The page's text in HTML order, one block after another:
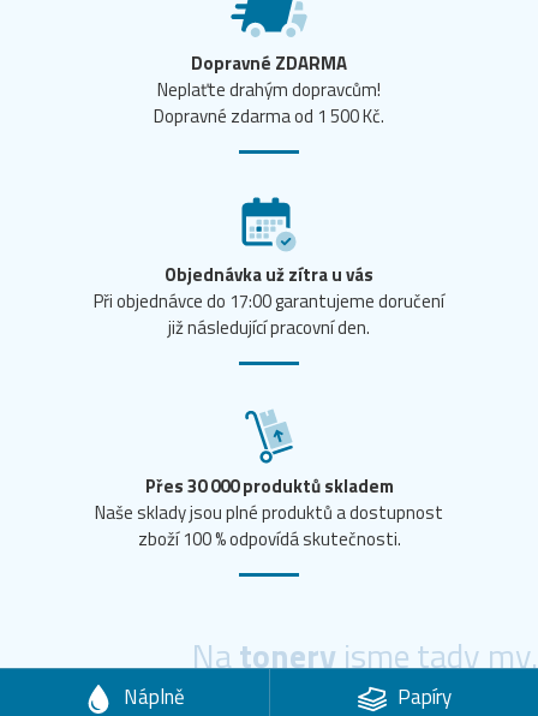
Dopravné ZDARMA
Neplaťte drahým dopravcům!
Dopravné zdarma od 1 500 Kč.
Objednávka už zítra u vás
Při objednávce do 17:00 garantujeme doručení
již následující pracovní den.
Přes 30 000 produktů skladem
Naše sklady jsou plné produktů a dostupnost
zboží 100 % odpovídá skutečnosti.
Natoneryjsme tady my.
Náplně
Papíry